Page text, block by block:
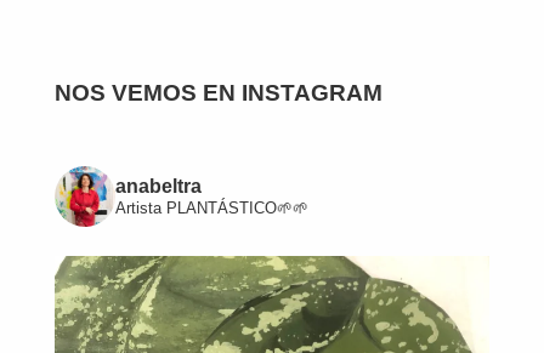
NOS VEMOS EN INSTAGRAM
anabeltra
ArtistaPLANTÁSTICO🌱🌱